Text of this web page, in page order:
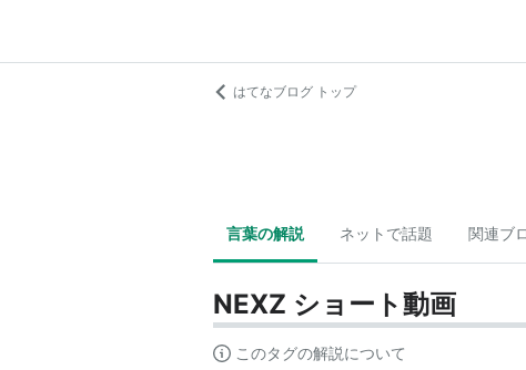
はてなブログ トップ
言葉の解説 ネットで話題 関連ブ
NEXZ ショート動画
このタグの解説について